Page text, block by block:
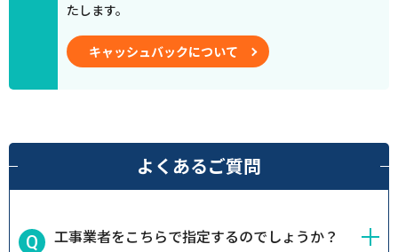
たします。
キャッシュバックについて
よくあるご質問
工事業者をこちらで指定するのでしょうか？